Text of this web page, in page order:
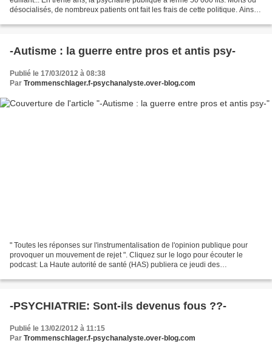
désocialisés, de nombreux patients ont fait les frais de cette politique. Ainsi,
-Autisme : la guerre entre pros et antis psy-
Publié le 17/03/2012 à 08:38
Par Trommenschlager.f-psychanalyste.over-blog.com
" Toutes les réponses sur l'instrumentalisation de l'opinion publique pour
provoquer un mouvement de rejet ". Cliquez sur le logo pour écouter le
podcast: La Haute autorité de santé (HAS) publiera ce jeudi des
-PSYCHIATRIE: Sont-ils devenus fous ??-
Publié le 13/02/2012 à 11:15
Par Trommenschlager.f-psychanalyste.over-blog.com